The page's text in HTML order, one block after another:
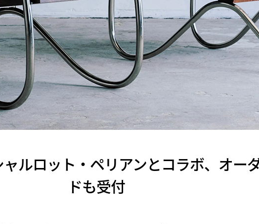
ルロット・ペリアンとコラボ、オー
ドも受付